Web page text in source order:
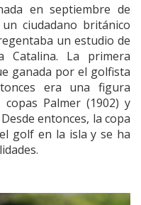
en septiembre de
ciudadano británico
un estudio de
La primera
ganada por el golfista
era una figura
Palmer (1902) y
entonces, la copa
golf en la isla y se ha